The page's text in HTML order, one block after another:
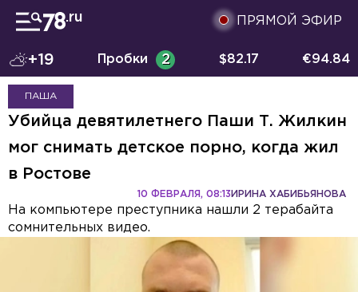
ПРЯМОЙ ЭФИР
+19 Пробки 2 $82.17 €94.84
ПАША
Убийца девятилетнего Паши Т. Жилкин
мог снимать детское порно, когда жил
в Ростове
ИРИНА ХАБИБЬЯНОВА
10 ФЕВРАЛЯ, 08:13
На компьютере преступника нашли 2 терабайта
сомнительных видео.